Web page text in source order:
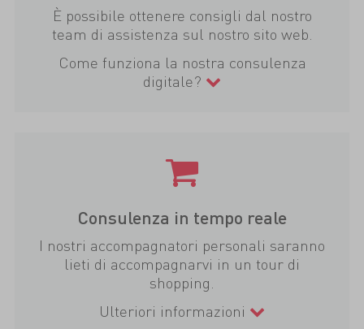
È possibile ottenere consigli dal nostro
team di assistenza sul nostro sito web.
Come funziona la nostra consulenza
digitale?
Consulenza in tempo reale
I nostri accompagnatori personali saranno
lieti di accompagnarvi in un tour di
shopping.
Ulteriori informazioni